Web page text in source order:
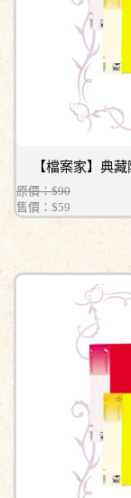
【檔案家】典
原價：$90
售價： $59